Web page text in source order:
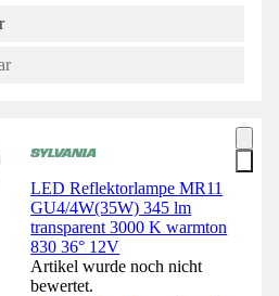
LED Reflektorlampe MR11
GU4/4W(35W) 345 lm
transparent 3000 K warmton
830 36° 12V
Artikel wurde noch nicht
bewertet.